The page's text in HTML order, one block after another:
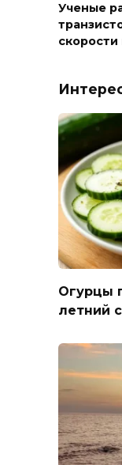
Ученые
Огурцы
летний